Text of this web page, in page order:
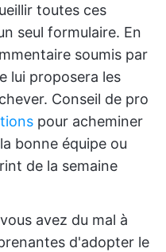
toutes ces
seul formulaire. En
soumis par
lui proposera les
Conseil de pro
pour acheminer
bonne équipe ou
de la semaine
avez du mal à
d'adopter le